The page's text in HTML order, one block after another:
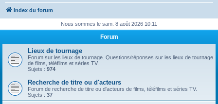
Index du forum
Nous sommes le sam. 8 août 2026 10:11
Forum
Lieux de tournage
Forum sur les lieux de tournage. Questions/réponses sur les lieux de tournage
de films, téléfilms et séries TV.
Sujets : 974
Recherche de titre ou d'acteurs
Forum de recherche de titre ou d'acteurs de films, téléfilms et séries TV.
Sujets : 37